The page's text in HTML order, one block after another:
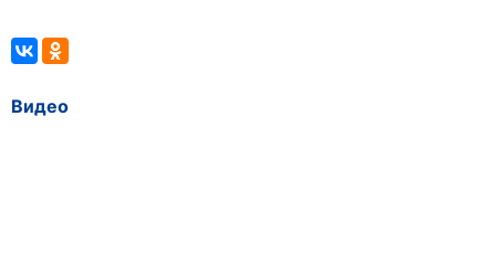
Видео